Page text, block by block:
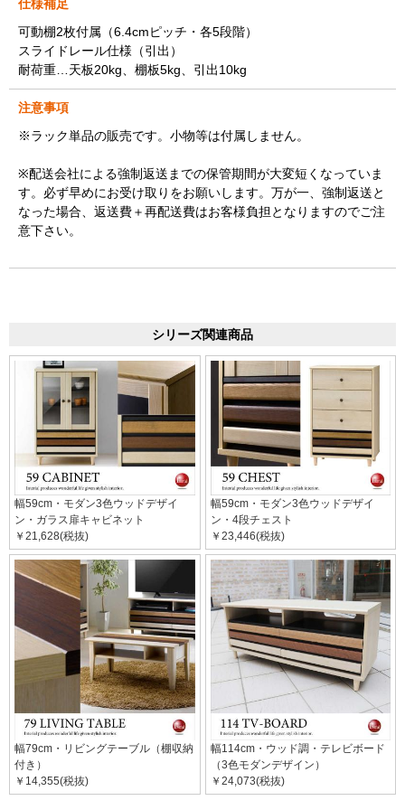
仕様補足
可動棚2枚付属（6.4cmピッチ・各5段階）
スライドレール仕様（引出）
耐荷重…天板20kg、棚板5kg、引出10kg
注意事項
※ラック単品の販売です。小物等は付属しません。
※配送会社による強制返送までの保管期間が大変短くなっていま
す。必ず早めにお受け取りをお願いします。万が一、強制返送と
なった場合、返送費＋再配送費はお客様負担となりますのでご注
意下さい。
シリーズ関連商品
幅59cm・モダン3色ウッドデザイ
ン・ガラス扉キャビネット
￥21,628(税抜)
幅59cm・モダン3色ウッドデザイ
ン・4段チェスト
￥23,446(税抜)
幅79cm・リビングテーブル（棚収納
付き）
￥14,355(税抜)
幅114cm・ウッド調・テレビボード
（3色モダンデザイン）
￥24,073(税抜)